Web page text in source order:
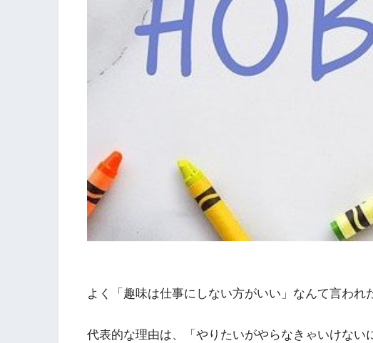
よく「趣味は仕事にしない方がいい」なんて言われ
代表的な理由は、「やりたいがやらなきゃいけない